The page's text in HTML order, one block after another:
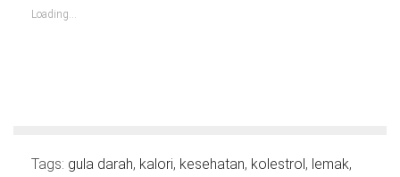
new
window)
Loading...
Tags: gula darah, kalori, kesehatan, kolestrol , lemak,